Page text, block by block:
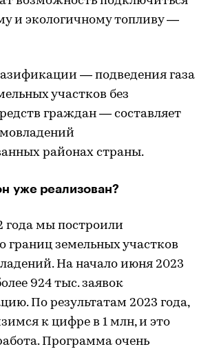
и экологичному топливу —
— подведения газа
участков без
граждан — составляет
районах страны.
уже реализован?
года мы построили
границ земельных участков
На начало июня 2023
924 тыс. заявок
По результатам 2023 года,
к цифре в 1 млн, и это
Программа очень